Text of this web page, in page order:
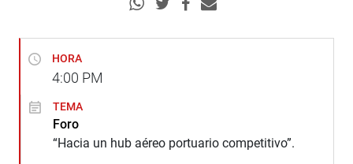
HORA
4:00 PM
TEMA
Foro
“Hacia un hub aéreo portuario competitivo”.